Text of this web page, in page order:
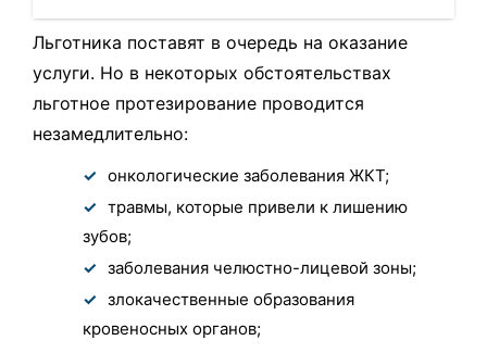
Льготника поставят в очередь на оказание
услуги. Но в некоторых обстоятельствах
льготное протезирование проводится
незамедлительно:
онкологические заболевания ЖКТ;
травмы, которые привели к лишению
зубов;
заболевания челюстно-лицевой зоны;
злокачественные образования
кровеносных органов;